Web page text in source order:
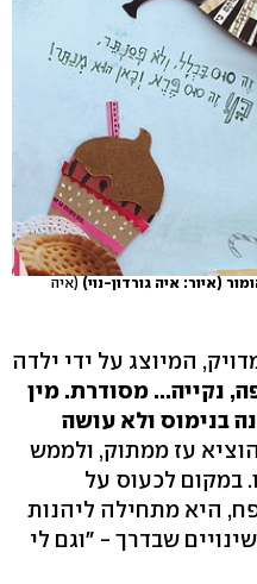
(איור: איה גורדון-נוי) (איה
המיוצג על ידי ילדה
נקייה... מסודרת. מין
בנימוס ולא עושה
עז ממתוק, ולממש
במקום לכעוס על
היא מתחילה ליהנות
שבדרך - "וגם לי